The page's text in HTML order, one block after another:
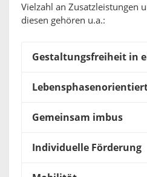
Vielzahl an Zusatzleistungen
diesen gehören u.a.:
Gemeinsam imbus
Individuelle Förderung